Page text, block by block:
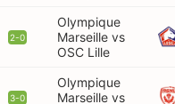
2-0
Olympique
Marseille vs
OSC Lille
3-0
Olympique
Marseille vs